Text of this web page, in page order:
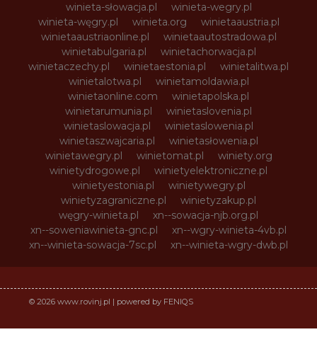
winieta-słowacja.pl
winieta-wegry.pl
winieta-węgry.pl
winieta.org
winietaaustria.pl
winietaaustriaonline.pl
winietaautostradowa.pl
winietabulgaria.pl
winietachorwacja.pl
winietaczechy.pl
winietaestonia.pl
winietalitwa.pl
winietalotwa.pl
winietamoldawia.pl
winietaonline.com
winietapolska.pl
winietarumunia.pl
winietaslovenia.pl
winietaslowacja.pl
winietaslowenia.pl
winietaszwajcaria.pl
winietasłowenia.pl
winietawegry.pl
winietomat.pl
winiety.org
winietydrogowe.pl
winietyelektroniczne.pl
winietyestonia.pl
winietywegry.pl
winietyzagraniczne.pl
winietyzakup.pl
węgry-winieta.pl
xn--sowacja-njb.org.pl
xn--soweniawinieta-gnc.pl
xn--wgry-winieta-4vb.pl
xn--winieta-sowacja-7sc.pl
xn--winieta-wgry-dwb.pl
© 2026 www.rovinj.pl | powered by FENIQS